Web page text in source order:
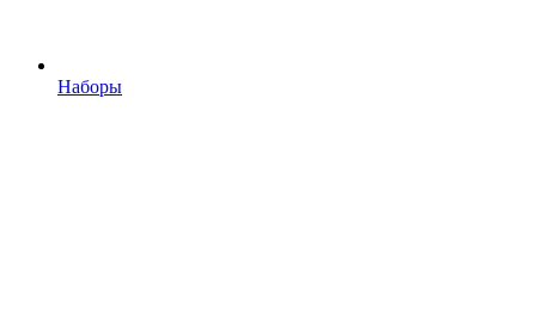
Наборы